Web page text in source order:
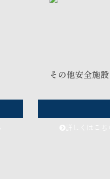
その他安全施設
詳しくはこちら